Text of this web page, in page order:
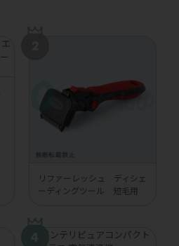
リファーレッシュ ディシェ
ーディングツール 短毛用